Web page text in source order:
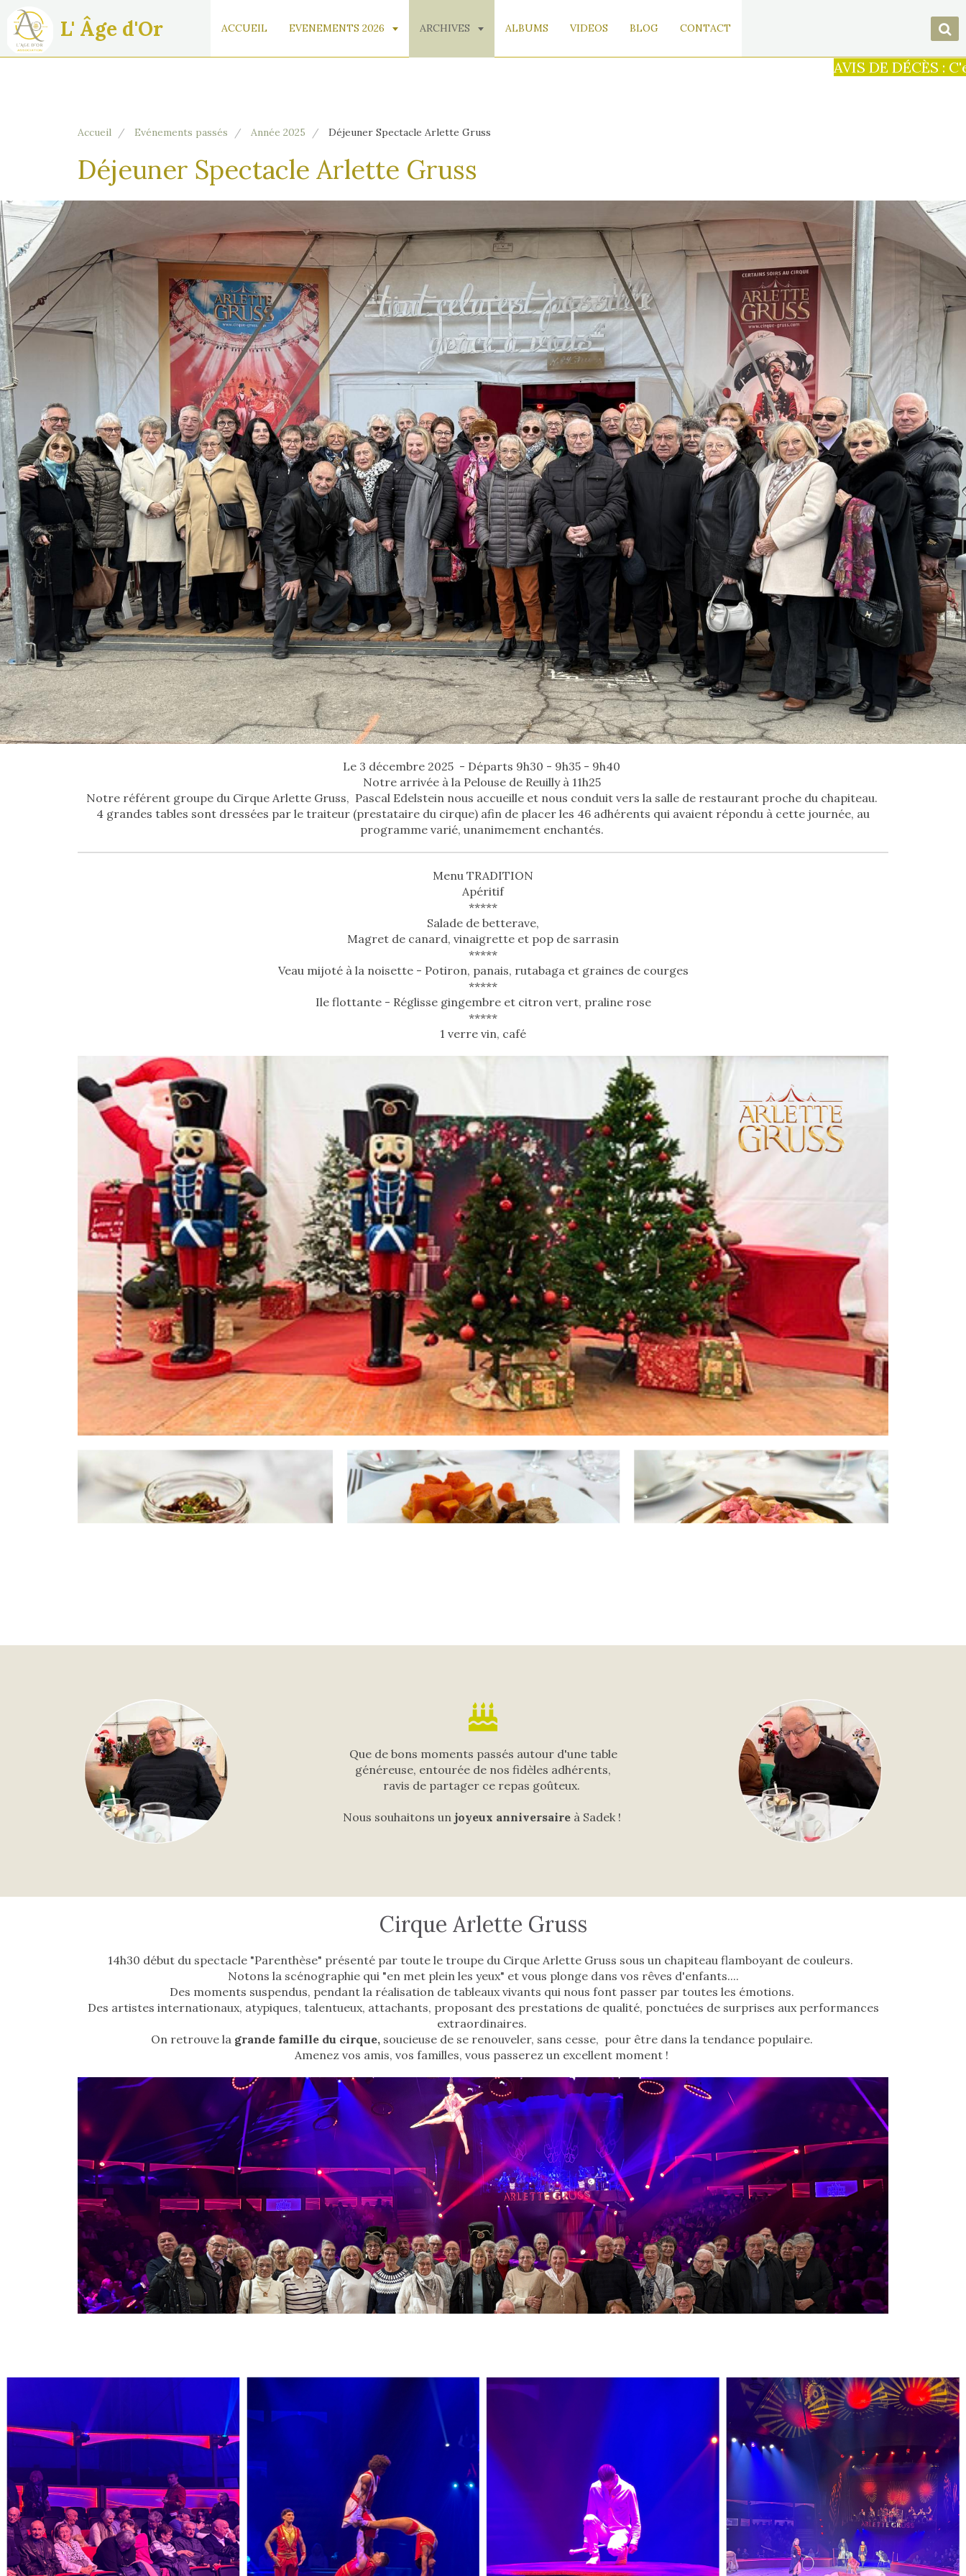
AVIS DE DÉCÈS : C'est avec une
L' Âge d'Or ACCUEIL EVENEMENTS 2026 ARCHIVES ALBUMS VIDEOS BLOG CONTACT
Accueil Evénements passés Année 2025 Déjeuner Spectacle Arlette Gruss
Déjeuner Spectacle Arlette Gruss
Le 3 décembre 2025 - Départs 9h30 - 9h35 - 9h40
Notre arrivée à la Pelouse de Reuilly à 11h25
Notre référent groupe du Cirque Arlette Gruss, Pascal Edelstein nous accueille et nous conduit vers la salle de restaurant proche du chapiteau.
4 grandes tables sont dressées par le traiteur (prestataire du cirque) afin de placer les 46 adhérents qui avaient répondu à cette journée, au
programme varié, unanimement enchantés.
Menu TRADITION
Apéritif
*****
Salade de betterave,
Magret de canard, vinaigrette et pop de sarrasin
*****
Veau mijoté à la noisette - Potiron, panais, rutabaga et graines de courges
*****
Ile flottante - Réglisse gingembre et citron vert, praline rose
*****
1 verre vin, café
Que de bons moments passés autour d'une table
généreuse, entourée de nos fidèles adhérents,
ravis de partager ce repas goûteux.
Nous souhaitons un joyeux anniversaire à Sadek !
Cirque Arlette Gruss
14h30 début du spectacle "Parenthèse" présenté par toute le troupe du Cirque Arlette Gruss sous un chapiteau flamboyant de couleurs.
Notons la scénographie qui "en met plein les yeux" et vous plonge dans vos rêves d'enfants....
Des moments suspendus, pendant la réalisation de tableaux vivants qui nous font passer par toutes les émotions.
Des artistes internationaux, atypiques, talentueux, attachants, proposant des prestations de qualité, ponctuées de surprises aux performances
extraordinaires.
On retrouve la grande famille du cirque, soucieuse de se renouveler, sans cesse, pour être dans la tendance populaire.
Amenez vos amis, vos familles, vous passerez un excellent moment !